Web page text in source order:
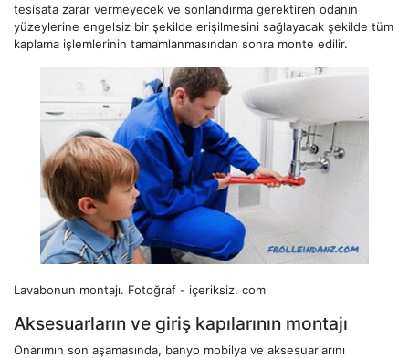
tesisata zarar vermeyecek ve sonlandırma gerektiren odanın
yüzeylerine engelsiz bir şekilde erişilmesini sağlayacak şekilde tüm
kaplama işlemlerinin tamamlanmasından sonra monte edilir.
Lavabonun montajı. Fotoğraf - içeriksiz. com
Aksesuarların ve giriş kapılarının montajı
Onarımın son aşamasında, banyo mobilya ve aksesuarlarını